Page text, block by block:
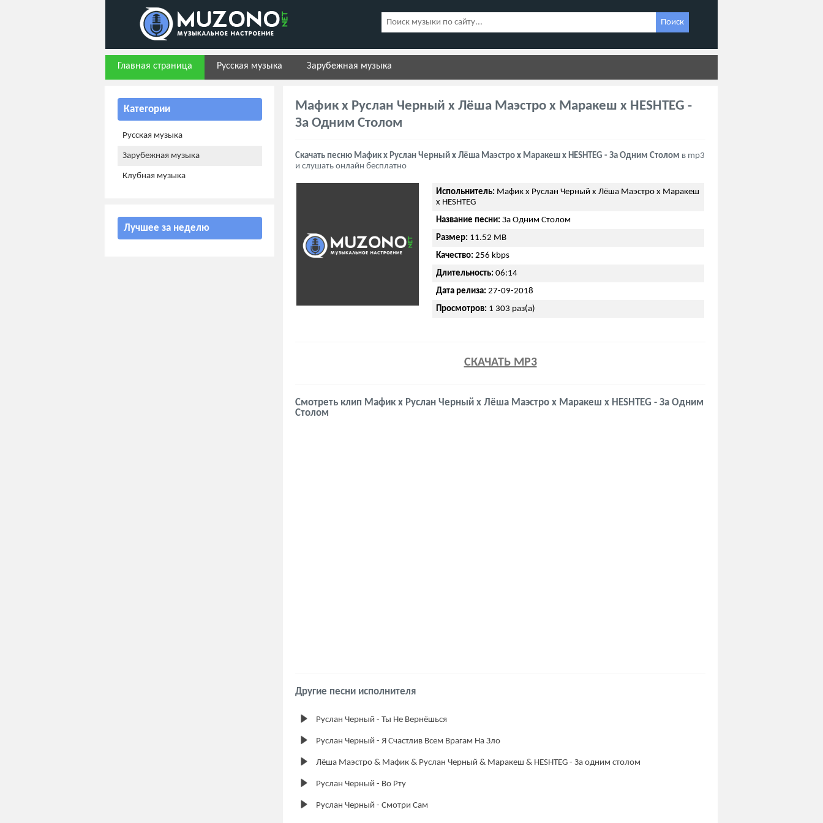
Поиск
Главная страница Русская музыка Зарубежная музыка
Мафик x Руслан Черный x Лёша Маэстро x Маракеш x HESHTEG -
За Одним Столом
Скачать песню Мафик x Руслан Черный x Лёша Маэстро x Маракеш x HESHTEG - За Одним Столом в mp3
и слушать онлайн бесплатно
Испольнитель: Мафик x Руслан Черный x Лёша Маэстро x Маракеш
x HESHTEG
Название песни: За Одним Столом
Размер: 11.52 MB
Качество: 256 kbps
Длительность: 06:14
Дата релиза: 27-09-2018
Просмотров: 1 303 раз(а)
СКАЧАТЬ MP3
Смотреть клип Мафик x Руслан Черный x Лёша Маэстро x Маракеш x HESHTEG - За Одним
Столом
Другие песни исполнителя
Руслан Черный - Ты Не Вернёшься
Руслан Черный - Я Счастлив Всем Врагам На Зло
Лёша Маэстро & Мафик & Руслан Черный & Маракеш & HESHTEG - За одним столом
Руслан Черный - Во Рту
Руслан Черный - Смотри Сам
Категории
Русская музыка
Зарубежная музыка
Клубная музыка
Лучшее за неделю